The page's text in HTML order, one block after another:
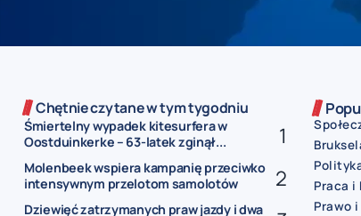
Chętnie czytane w tym tygodniu
Śmiertelny wypadek kitesurfera w
Oostduinkerke – 63-latek zginął...
Molenbeek wspiera kampanię przeciwko
intensywnym przelotom samolotów
Dziewięć zatrzymanych praw jazdy i dwa
Praca i
Prawo